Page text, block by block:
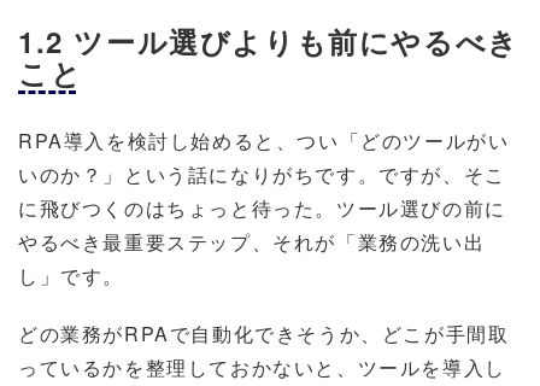
1.2 ツール選びよりも前にやるべき
こと
RPA導入を検討し始めると、つい「どのツールがい
いのか？」という話になりがちです。ですが、そこ
に飛びつくのはちょっと待った。ツール選びの前に
やるべき最重要ステップ、それが「業務の洗い出
し」です。
どの業務がRPAで自動化できそうか、どこが手間取
っているかを整理しておかないと、ツールを導入し